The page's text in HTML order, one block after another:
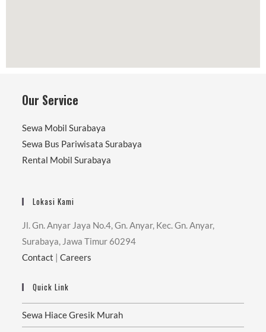
Our Service
Sewa Mobil Surabaya
Sewa Bus Pariwisata Surabaya
Rental Mobil Surabaya
Lokasi Kami
Jl. Gn. Anyar Jaya No.4, Gn. Anyar, Kec. Gn. Anyar,
Surabaya, Jawa Timur 60294
Contact |Careers
Quick Link
Sewa Hiace Gresik Murah